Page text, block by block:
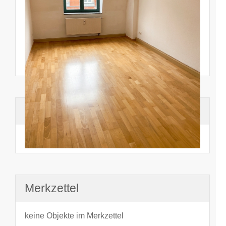
Suchhistorie
noch nichts angesehen
Merkzettel
keine Objekte im Merkzettel